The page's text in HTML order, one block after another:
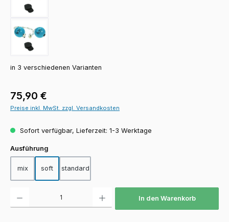
in 3 verschiedenen Varianten
Regulärer Preis:
75,90 €
Preise inkl. MwSt. zzgl. Versandkosten
Sofort verfügbar, Lieferzeit: 1-3 Werktage
Ausführung
mix soft standard
In den Warenkorb